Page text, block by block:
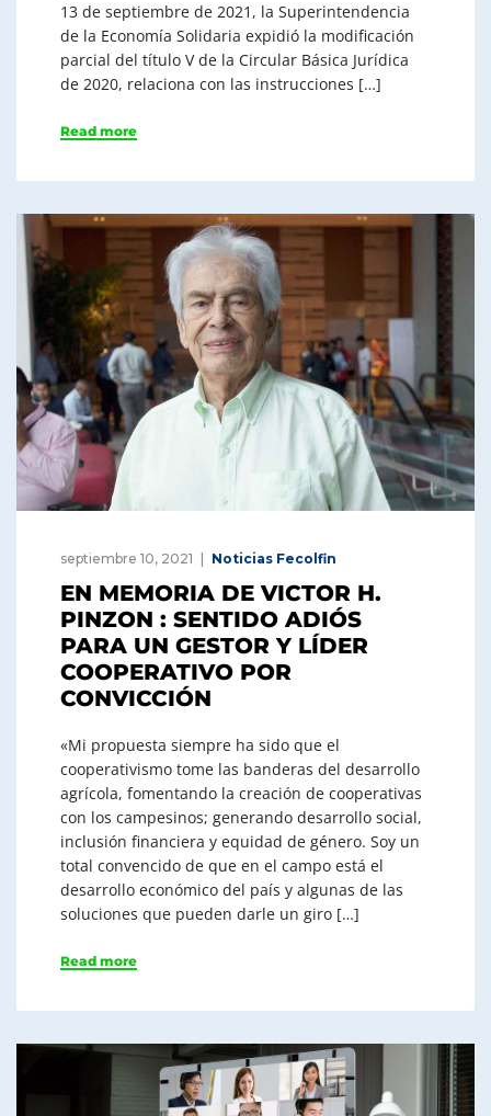
13 de septiembre de 2021, la Superintendencia
de la Economía Solidaria expidió la modificación
parcial del título V de la Circular Básica Jurídica
de 2020, relaciona con las instrucciones […]
Read more
septiembre 10, 2021 Noticias Fecolfin
EN MEMORIA DE VICTOR H.
PINZON : SENTIDO ADIÓS
PARA UN GESTOR Y LÍDER
COOPERATIVO POR
CONVICCIÓN
«Mi propuesta siempre ha sido que el
cooperativismo tome las banderas del desarrollo
agrí­cola, fomentando la creación de cooperativas
con los cam­pesinos; generando desarrollo social,
inclusión financiera y equidad de género. Soy un
total convencido de que en el campo está el
desarrollo económico del país y algunas de las
soluciones que pueden darle un giro […]
Read more